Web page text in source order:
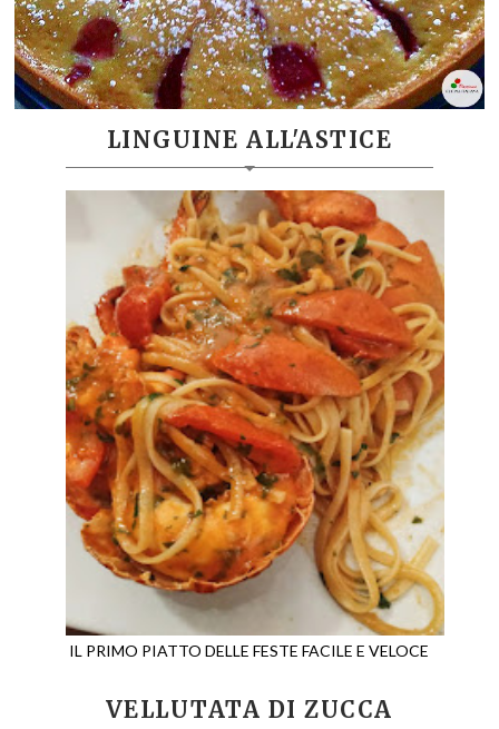
LINGUINE ALL'ASTICE
IL PRIMO PIATTO DELLE FESTE FACILE E VELOCE
VELLUTATA DI ZUCCA